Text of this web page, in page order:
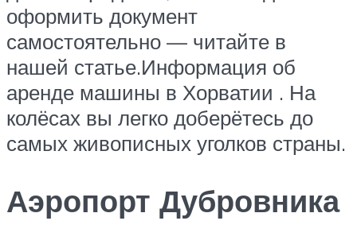
оформить документ
самостоятельно — читайте в
нашей статье.Информация об
аренде машины в Хорватии . На
колёсах вы легко доберётесь до
самых живописных уголков страны.
Аэропорт Дубровника